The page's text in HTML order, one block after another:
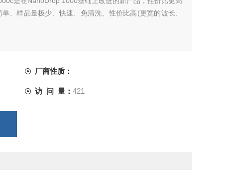
、样品量极少、快速、免清洗、性价比高(更宽的波长、
厂商性质：
访 问 量： 421